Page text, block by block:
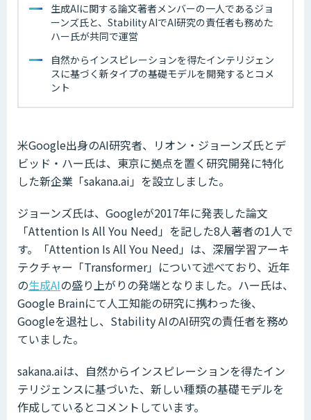
生成AIに関する論文著者メンバーの一人であるジョ
ーンズ氏と、Stability AIでAI研究の責任者も務めた
ハー氏が共同で運営
自然からインスピレーションを得たインテリジェン
スに基づく新タイプの基礎モデルを開発するとコメ
ント
米Google出身のAI研究者、リオン・ジョーンズ氏とデ
ビッド・ハー氏は、東京に拠点を置く研究開発に特化
した新企業「sakana.ai」を設立しました。
ジョーンズ氏は、Googleが2017年に発表した論文
「Attention Is All You Need」を記した8人著者の1人で
す。「Attention Is All You Need」は、深層学習アーキ
テクチャー「Transformer」について述べており、近年
の生成AIの盛り上がりの発端となりました。ハー氏は、
Google Brainにて人工知能の研究に携わった後、
Googleを退社し、Stability AIのAI研究の責任者を務め
ていました。
sakana.aiは、自然からインスピレーションを得たイン
テリジェンスに基づいた、新しい種類の基礎モデルを
作成しているとコメントしています。